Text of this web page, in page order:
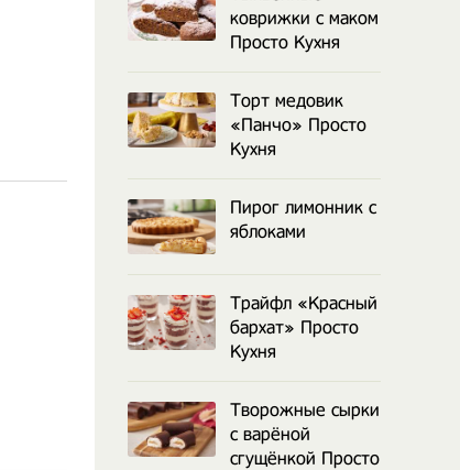
коврижки с маком
Просто Кухня
Торт медовик
«Панчо» Просто
Кухня
Пирог лимонник с
яблоками
Трайфл «Красный
бархат» Просто
Кухня
Творожные сырки
с варёной
сгущёнкой Просто